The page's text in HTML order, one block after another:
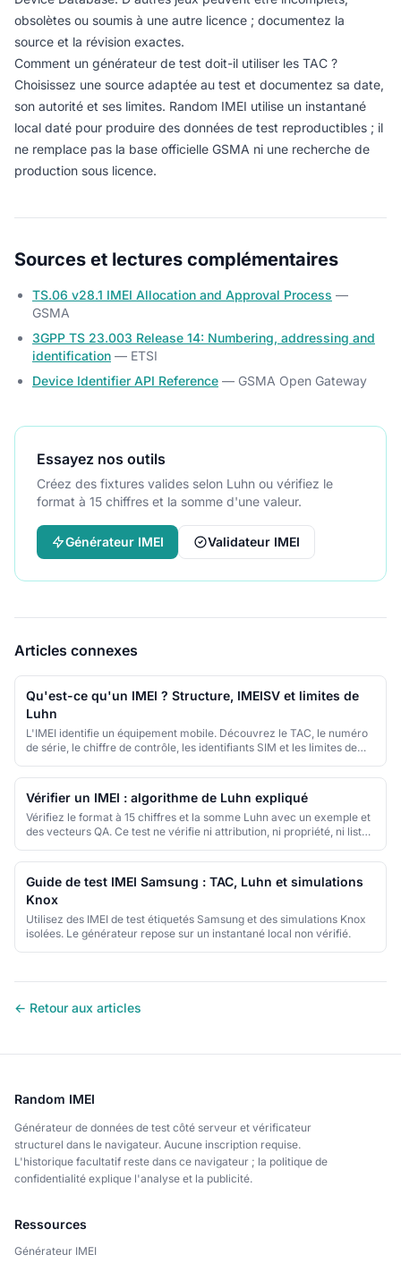
obsolètes ou soumis à une autre licence ; documentez la
source et la révision exactes.
Comment un générateur de test doit-il utiliser les TAC ?
Choisissez une source adaptée au test et documentez sa date,
son autorité et ses limites. Random IMEI utilise un instantané
local daté pour produire des données de test reproductibles ; il
ne remplace pas la base officielle GSMA ni une recherche de
production sous licence.
Sources et lectures complémentaires
TS.06 v28.1 IMEI Allocation and Approval Process —
GSMA
3GPP TS 23.003 Release 14: Numbering, addressing and
identification — ETSI
Device Identifier API Reference — GSMA Open Gateway
Essayez nos outils
Créez des fixtures valides selon Luhn ou vérifiez le
format à 15 chiffres et la somme d'une valeur.
Générateur IMEI Validateur IMEI
Articles connexes
Qu'est-ce qu'un IMEI ? Structure, IMEISV et limites de
Luhn
L'IMEI identifie un équipement mobile. Découvrez le TAC, le numéro
de série, le chiffre de contrôle, les identifiants SIM et les limites de
Vérifier un IMEI : algorithme de Luhn expliqué
Vérifiez le format à 15 chiffres et la somme Luhn avec un exemple et
des vecteurs QA. Ce test ne vérifie ni attribution, ni propriété, ni liste
Guide de test IMEI Samsung : TAC, Luhn et simulations
Knox
Utilisez des IMEI de test étiquetés Samsung et des simulations Knox
isolées. Le générateur repose sur un instantané local non vérifié.
← Retour aux articles
Random IMEI
Générateur de données de test côté serveur et vérificateur
structurel dans le navigateur. Aucune inscription requise.
L'historique facultatif reste dans ce navigateur ; la politique de
confidentialité explique l'analyse et la publicité.
Ressources
Générateur IMEI